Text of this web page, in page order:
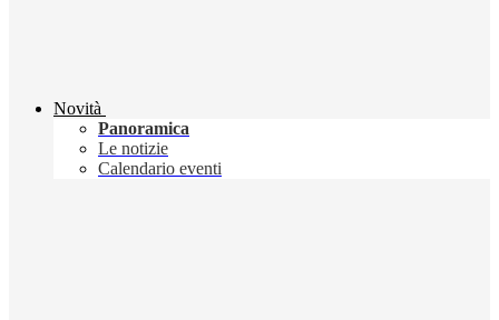
Novità
Panoramica
Le notizie
Calendario eventi